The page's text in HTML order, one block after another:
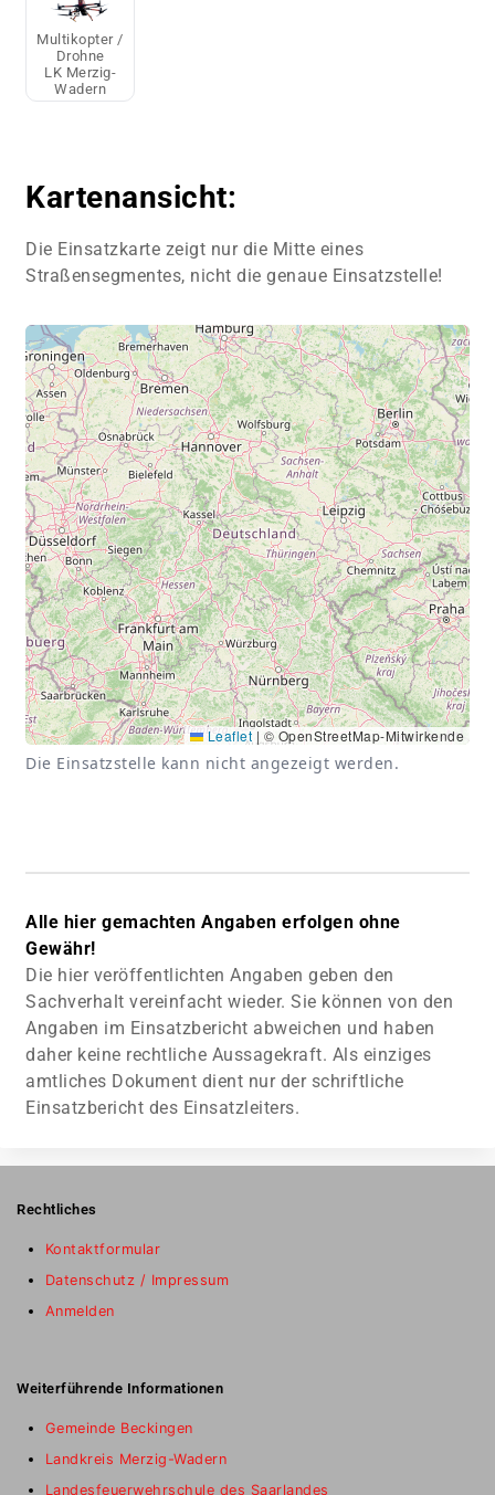
Multikopter /
Drohne
LK Merzig-
Wadern
Kartenansicht:
Die Einsatzkarte zeigt nur die Mitte eines
Straßensegmentes, nicht die genaue Einsatzstelle!
Leaflet | © OpenStreetMap-Mitwirkende
Die Einsatzstelle kann nicht angezeigt werden.
Alle hier gemachten Angaben erfolgen ohne
Gewähr!
Die hier veröffentlichten Angaben geben den
Sachverhalt vereinfacht wieder. Sie können von den
Angaben im Einsatzbericht abweichen und haben
daher keine rechtliche Aussagekraft. Als einziges
amtliches Dokument dient nur der schriftliche
Einsatzbericht des Einsatzleiters.
Rechtliches
Kontaktformular
Datenschutz / Impressum
Anmelden
Weiterführende Informationen
Gemeinde Beckingen
Landkreis Merzig-Wadern
Landesfeuerwehrschule des Saarlandes